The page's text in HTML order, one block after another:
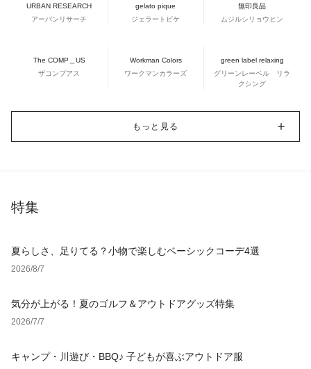
URBAN RESEARCH
アーバンリサーチ
gelato pique
ジェラートピケ
無印良品
ムジルシリョウヒン
The COMP＿US
ザコンプアス
Workman Colors
ワークマンカラーズ
green label relaxing
グリーンレーベル リラ
クシング
もっと見る
特集
夏らしさ、足りてる？小物で楽しむベーシックコーデ4選
2026/8/7
気分が上がる！夏のゴルフ＆アウトドアグッズ特集
2026/7/7
キャンプ・川遊び・BBQ♪ 子どもが喜ぶアウトドア服